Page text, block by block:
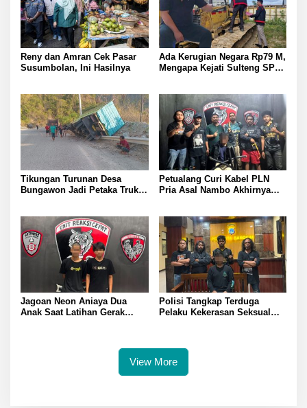
Reny dan Amran Cek Pasar
Susumbolan, Ini Hasilnya
Ada Kerugian Negara Rp79 M,
Mengapa Kejati Sulteng SP3
Tikungan Turunan Desa
Bungawon Jadi Petaka Truk
Petualang Curi Kabel PLN
Pria Asal Nambo Akhirnya
Jagoan Neon Aniaya Dua
Anak Saat Latihan Gerak
Polisi Tangkap Terduga
Pelaku Kekerasan Seksual
View More